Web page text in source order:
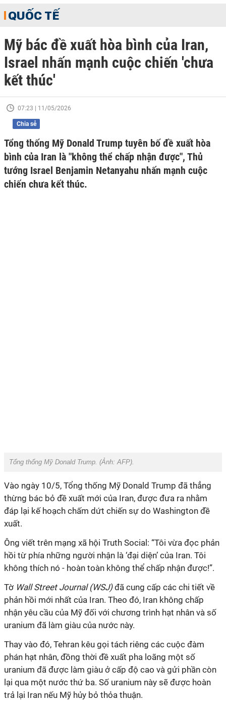
QUỐC TẾ
Mỹ bác đề xuất hòa bình của Iran,
Israel nhấn mạnh cuộc chiến 'chưa
kết thúc'
07:23 | 11/05/2026
Chia sẻ
Tổng thống Mỹ Donald Trump tuyên bố đề xuất hòa
bình của Iran là "không thể chấp nhận được", Thủ
tướng Israel Benjamin Netanyahu nhấn mạnh cuộc
chiến chưa kết thúc.
Tổng thống Mỹ Donald Trump. (Ảnh:AFP).
Vào ngày 10/5, Tổng thống Mỹ Donald Trump đã thẳng
thừng bác bỏ đề xuất mới của Iran, được đưa ra nhằm
đáp lại kế hoạch chấm dứt chiến sự do Washington đề
xuất.
Ông viết trên mạng xã hội Truth Social: “Tôi vừa đọc phản
hồi từ phía những người nhận là ‘đại diện’ của Iran. Tôi
không thích nó - hoàn toàn không thể chấp nhận được!”.
Tờ Wall Street Journal (WSJ)đã cung cấp các chi tiết về
phản hồi mới nhất của Iran. Theo đó, Iran không chấp
nhận yêu cầu của Mỹ đối với chương trình hạt nhân và số
uranium đã làm giàu của nước này.
Thay vào đó, Tehran kêu gọi tách riêng các cuộc đàm
phán hạt nhân, đồng thời đề xuất pha loãng một số
uranium đã được làm giàu ở cấp độ cao và gửi phần còn
lại qua một nước thứ ba. Số uranium này sẽ được hoàn
trả lại Iran nếu Mỹ hủy bỏ thỏa thuận.